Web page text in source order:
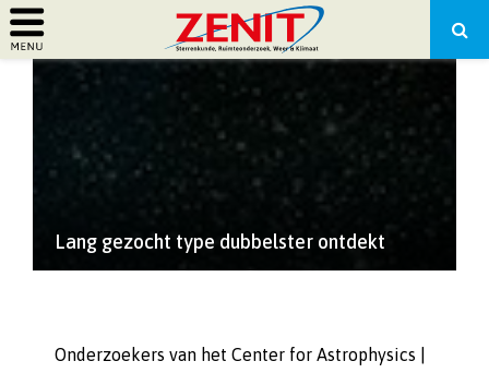
PRIMARY
Lang gezocht type dubbelster ontdekt
Onderzoekers van het Center for Astrophysics |